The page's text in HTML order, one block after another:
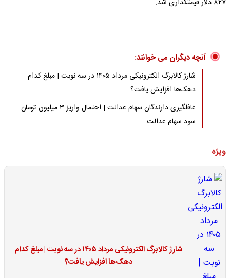
۸۲۷ دلار قیمتگذاری شد.
آنچه دیگران می خوانند:
شارژ کالابرگ الکترونیکی مرداد ۱۴۰۵ در سه نوبت | مبلغ کدام
دهک‌ها افزایش یافت؟
غافلگیری دارندگان سهام عدالت | احتمال واریز ۳ میلیون تومان
سود سهام عدالت
ویژه
شارژ کالابرگ الکترونیکی مرداد ۱۴۰۵ در سه نوبت | مبلغ کدام
دهک‌ها افزایش یافت؟